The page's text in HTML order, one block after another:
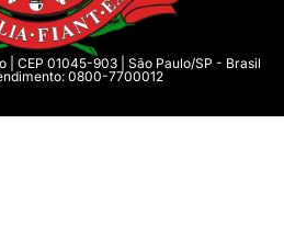
| CEP 01045-903 | São Paulo/SP - Brasil
0800-7700012